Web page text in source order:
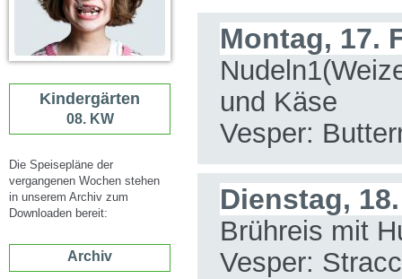
Kindergärten
08. KW
Die Speisepläne der
vergangenen Wochen stehen
in unserem Archiv zum
Downloaden bereit:
Archiv
Montag, 17.
und Käse
Vesper:
Dienstag,
Brühreis mit
Vesper: